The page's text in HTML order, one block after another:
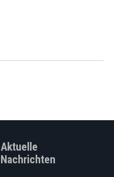
Aktuelle
Nachrichten